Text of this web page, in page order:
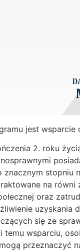
jest
2. roku
znacznym stopniu
na
oraz
uzyskania
się ze
temu wsparciu,
przeznaczyć